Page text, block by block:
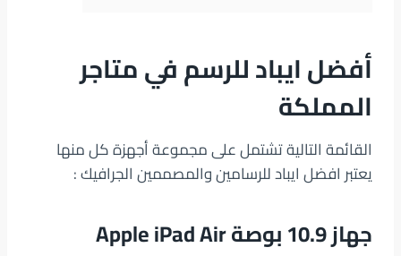
أفضل ايباد للرسم في متاجر
المملكة
القائمة التالية تشتمل على مجموعة أجهزة كل منها
يعتبر افضل ايباد للرسامين والمصممين الجرافيك :
جهاز 10.9 بوصة Apple iPad Air